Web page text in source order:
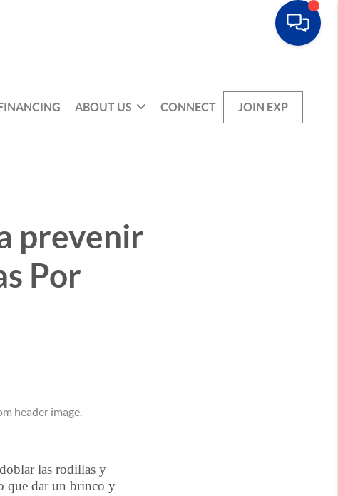
ABOUT US CONNECT JOIN EXP
prevenir
Por
las rodillas y
que dar un brinco y